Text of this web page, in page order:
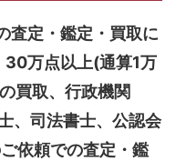
査定・鑑定・買取に
万点以上(通算1万
の買取、行政機関
、司法書士、公認会
依頼での査定・鑑